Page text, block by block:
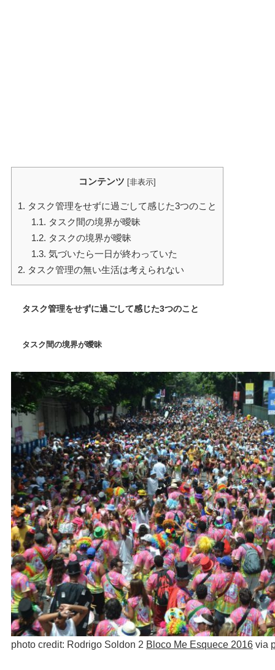
コンテンツ [非表示]
1. タスク管理をせずに過ごして感じた3つのこと
1.1. タスク間の境界が曖昧
1.2. タスクの境界が曖昧
1.3. 気づいたら一日が終わっていた
2. タスク管理の無い生活は考えられない
タスク管理をせずに過ごして感じた3つのこと
タスク間の境界が曖昧
photo credit: Rodrigo Soldon 2 Bloco Me Esquece 2016via